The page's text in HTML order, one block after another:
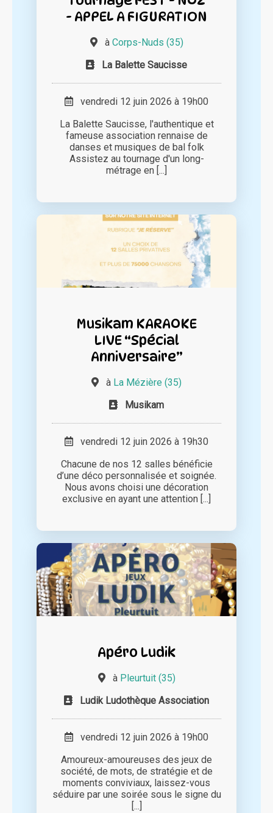
- APPEL A FIGURATION
à Corps-Nuds (35)
La Balette Saucisse
vendredi 12 juin 2026 à 19h00
La Balette Saucisse, l'authentique et
fameuse association rennaise de
danses et musiques de bal folk
Assistez au tournage d'un long-
métrage en [...]
Musikam KARAOKE
LIVE “Spécial
Anniversaire”
à La Mézière (35)
Musikam
vendredi 12 juin 2026 à 19h30
Chacune de nos 12 salles bénéficie
d’une déco personnalisée et soignée.
Nous avons choisi une décoration
exclusive en ayant une attention [...]
Apéro Ludik
à Pleurtuit (35)
Ludik Ludothèque Association
vendredi 12 juin 2026 à 19h00
Amoureux-amoureuses des jeux de
société, de mots, de stratégie et de
moments conviviaux, laissez-vous
séduire par une soirée sous le signe du
[...]